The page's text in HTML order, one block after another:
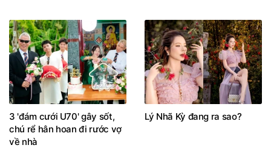
3 'đám cưới U70' gây sốt,
chú rể hân hoan đi rước vợ
về nhà
Lý Nhã Kỳ đang ra sao?